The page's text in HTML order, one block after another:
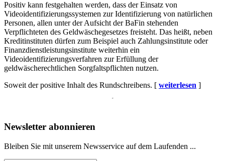
Positiv kann festgehalten werden, dass der Einsatz von
Videoidentifizierungssystemen zur Identifizierung von natürlichen
Personen, allen unter der Aufsicht der BaFin stehenden
Verpflichteten des Geldwäschegesetzes freisteht. Das heißt, neben
Kreditinstituten dürfen zum Beispiel auch Zahlungsinstitute oder
Finanzdienstleistungsinstitute weiterhin ein
Videoidentifizierungsverfahren zur Erfüllung der
geldwäscherechtlichen Sorgfaltspflichten nutzen.
Soweit der positive Inhalt des Rundschreibens. [ weiterlesen ]
Newsletter abonnieren
Bleiben Sie mit unserem Newsservice auf dem Laufenden ...